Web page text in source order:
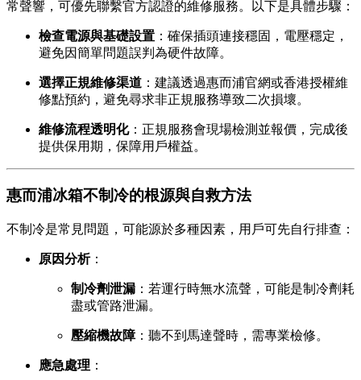
常聲響，可優先聯繫官方認證的維修服務。以下是具體步驟：
檢查電源與基礎設置 ：確保插頭連接穩固，電壓穩定，
避免因簡單問題誤判為硬件故障。
選擇正規維修渠道 ：建議透過惠而浦官網或香港授權維
修點預約，避免尋求非正規服務導致二次損壞。
維修流程透明化：正規服務會現場檢測並報價，完成後
提供保用期，保障用戶權益。
惠而浦冰箱不制冷的根源與自救方法
不制冷是常見問題，可能源於多種因素，用戶可先自行排查：
原因分析：
制冷劑泄漏 ：若運行時無水流聲，可能是制冷劑耗
盡或管路泄漏。
壓縮機故障：聽不到馬達聲時，需專業檢修。
應急處理 ：